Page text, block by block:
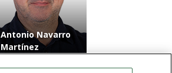
Antonio Navarro
Martínez